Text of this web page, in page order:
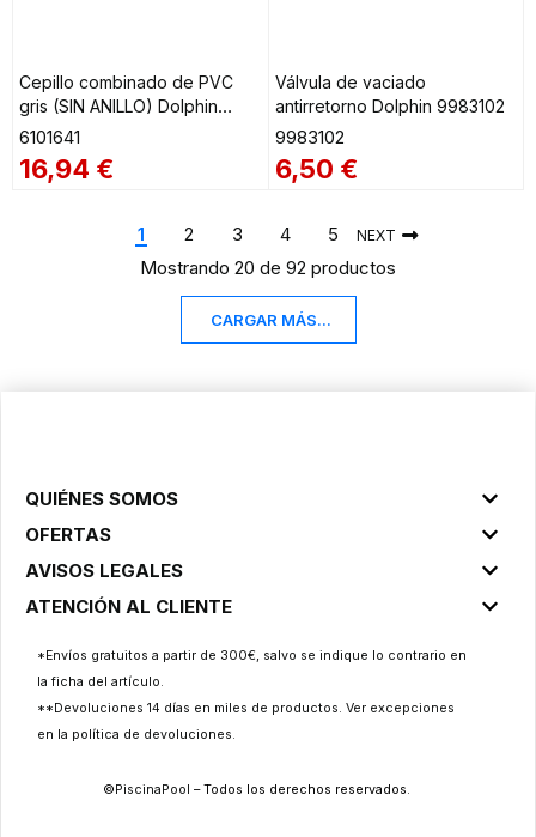
Cepillo combinado de PVC
gris (SIN ANILLO) Dolphin
6101641
6101641
16,94 €
Válvula de vaciado
antirretorno Dolphin 9983102
9983102
6,50 €
1 2 3 4 5 NEXT
Mostrando 20 de 92 productos
CARGAR MÁS...
QUIÉNES SOMOS
OFERTAS
AVISOS LEGALES
ATENCIÓN AL CLIENTE
*Envíos gratuitos a partir de 300€, salvo se indique lo contrario en
la ficha del artículo.
**Devoluciones 14 días en miles de productos. Ver excepciones
en la política de devoluciones.
©PiscinaPool – Todos los derechos reservados.